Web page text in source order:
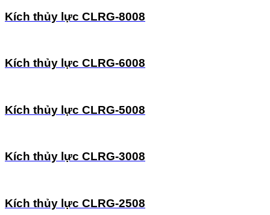
Kích thủy lực CLRG-8008
Kích thủy lực CLRG-6008
Kích thủy lực CLRG-5008
Kích thủy lực CLRG-3008
Kích thủy lực CLRG-2508